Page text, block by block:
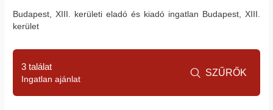
Budapest, XIII. kerületi eladó és kiadó ingatlan Budapest, XIII.
kerület
3 találat
Ingatlan ajánlat
 SZŰRŐK